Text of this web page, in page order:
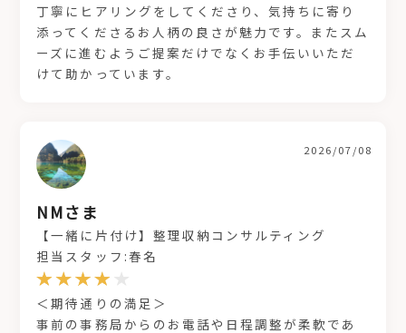
丁寧にヒアリングをしてくださり、気持ちに寄り
添ってくださるお人柄の良さが魅力です。またスム
ーズに進むようご提案だけでなくお手伝いいただ
けて助かっています。
NMさま
2026/07/08
【一緒に片付け】整理収納コンサルティング
担当スタッフ:春名
＜期待通りの満足＞
事前の事務局からのお電話や日程調整が柔軟であ